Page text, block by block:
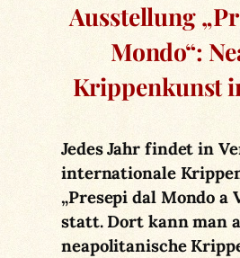
Ausstellung
Mondo“:
Krippenkunst
Jedes Jahr findet in
internationale
„Presepi dal Mondo a
statt. Dort kann man
neapolitanische